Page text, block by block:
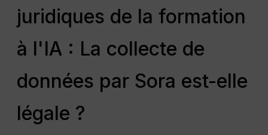
juridiques de la formation
à l'IA : La collecte de
données par Sora est-elle
légale ?